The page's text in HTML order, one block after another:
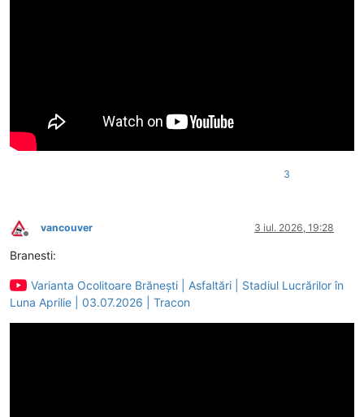
3
Deconectat
vancouver 3 iul. 2026, 19:28
Branesti:
Varianta Ocolitoare Brănești | Asfaltări | Stadiul Lucrărilor în
Luna Aprilie | 03.07.2026 | Tracon